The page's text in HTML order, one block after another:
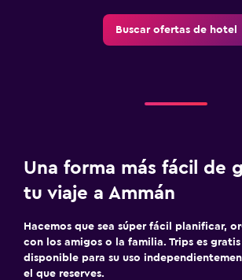
La comida se puede entregar en el
Salud y seguridad
Limpieza diaria
Cámaras CCTV en el exterior
Seguridad las 24 horas
Buscar ofertas de hotel
Una forma más fácil de
tu viaje a Ammán
Hacemos que sea súper fácil planificar,
con los amigos o la familia. Trips es
disponible para su uso
el que reserves.